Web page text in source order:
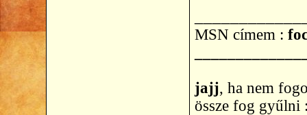
MSN címem :
jajj, ha nem
össze fog gyűlni